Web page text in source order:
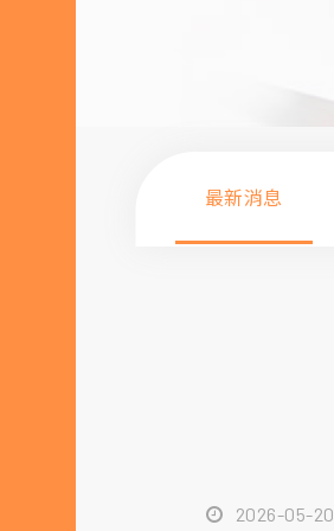
最新消息
2026-05-20